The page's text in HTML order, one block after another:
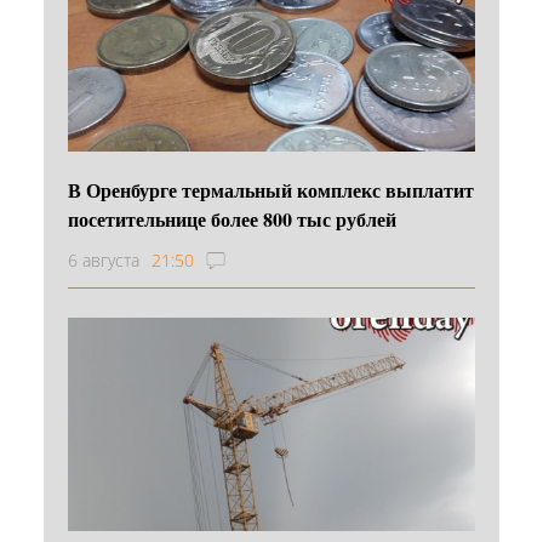
В Оренбурге термальный комплекс выплатит
посетительнице более 800 тыс рублей
6 августа 21:50